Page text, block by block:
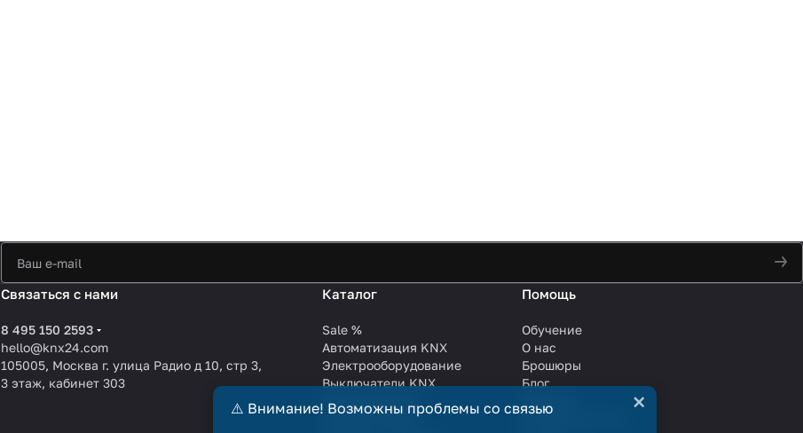
Связаться с нами
8 495 150 2593
hello@knx24.com
105005, Москва г. улица Радио д 10, стр 3,
3 этаж, кабинет 303
Каталог
Sale %
Автоматизация KNX
Электрооборудование
Выключатели KNX
Производители
KNX EIB кабели
Помощь
Обучение
О нас
Брошюры
Блог
Сотрудничество
⚠️ Внимание! Возможны проблемы со связью ×